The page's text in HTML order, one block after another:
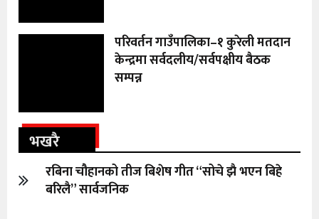
परिवर्तन गाउँपालिका–१ कुरेली मतदान
केन्द्रमा सर्वदलीय/सर्वपक्षीय बैठक
सम्पन्न
भखरै
रबिना चौहानको तीज बिशेष गीत “सोचे झै भएन बिहे
बरिलै” सार्वजनिक